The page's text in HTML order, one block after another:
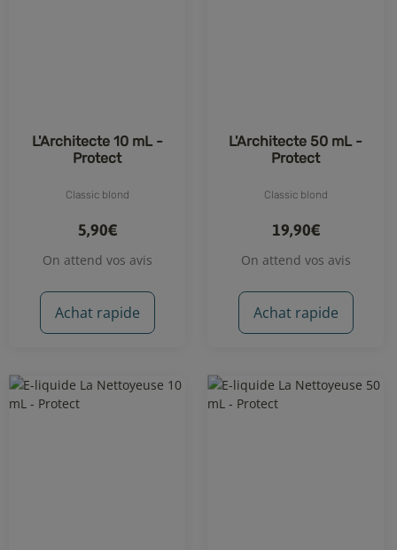
L'Architecte 10 mL -
Protect
Classic blond
5,90€
On attend vos avis
Achat rapide
L'Architecte 50 mL -
Protect
Classic blond
19,90€
On attend vos avis
Achat rapide